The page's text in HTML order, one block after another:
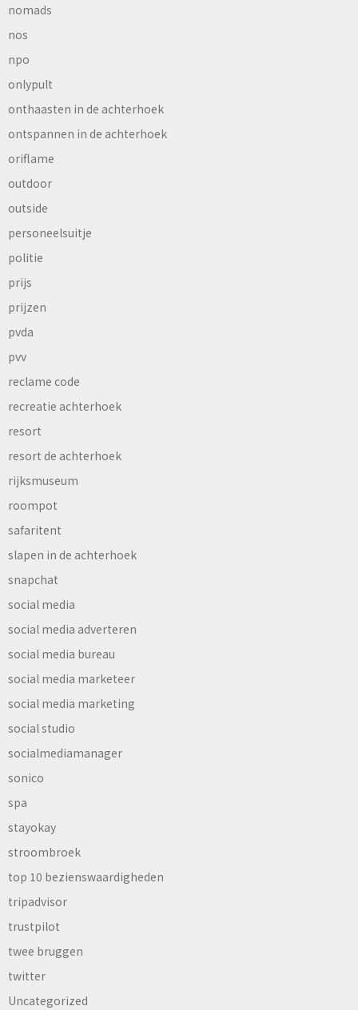
nomads
nos
npo
onlypult
onthaasten in de achterhoek
ontspannen in de achterhoek
oriflame
outdoor
outside
personeelsuitje
politie
prijs
prijzen
pvda
pvv
reclame code
recreatie achterhoek
resort
resort de achterhoek
rijksmuseum
roompot
safaritent
slapen in de achterhoek
snapchat
social media
social media adverteren
social media bureau
social media marketeer
social media marketing
social studio
socialmediamanager
sonico
spa
stayokay
stroombroek
top 10 bezienswaardigheden
tripadvisor
trustpilot
twee bruggen
twitter
Uncategorized